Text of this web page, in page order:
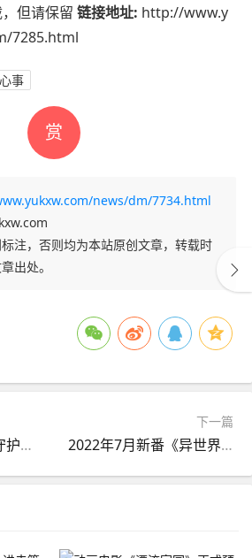
但请保留 链接地址: http://www.y
7285.html
事
赏
news/dm/7734.html
注，否则均为本站原创文章，转载时
出处。
Netflix 动画《遗迹守护者》第三弹先导PV公开，6月18日播出,综合
下一篇
2022年7月新番《异世界叔叔》第一弹PV公开,综合